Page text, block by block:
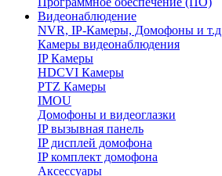
Видеонаблюдение
NVR, IP-Камеры, Домофоны и т.д
Камеры видеонаблюдения
IP Камеры
HDCVI Камеры
PTZ Камеры
IMOU
Домофоны и видеоглазки
IP вызывная панель
IP дисплей домофона
IP комплект домофона
Аксессуары